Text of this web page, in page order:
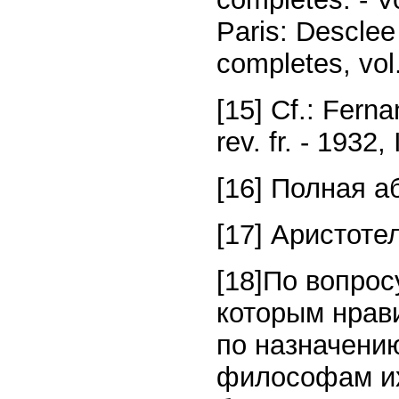
Paris:
completes,
[15] Cf.:
rev. fr. - 1932,
[16] Полная
[17]
[18]По
которым
по
философам